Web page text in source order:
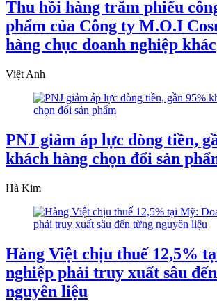
Thu hồi hàng trăm phiếu
phẩm của Công ty M.O.I
hàng chục doanh nghiệp khác
Việt Anh
PNJ giảm áp lực dòng tiền,
khách hàng chọn đổi sản
Hà Kim
Hàng Việt chịu thuế 12,5%
nghiệp phải truy xuất sâu
nguyên liệu